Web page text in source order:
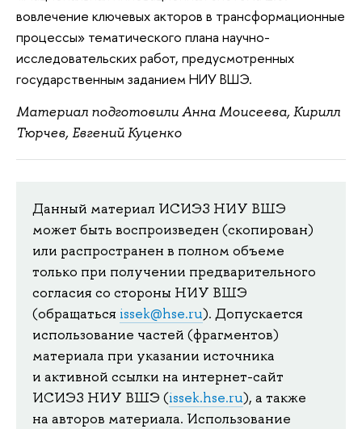
вовлечение ключевых акторов в трансформационные
процессы» тематического плана научно-
исследовательских работ, предусмотренных
государственным заданием НИУ ВШЭ.
Материал подготовили Анна Моисеева, Кирилл
Тюрчев, Евгений Куценко
Данный материал ИСИЭЗ НИУ ВШЭ
может быть воспроизведен (скопирован)
или распространен в полном объеме
только при получении предварительного
согласия со стороны НИУ ВШЭ
(обращаться issek@hse.ru). Допускается
использование частей (фрагментов)
материала при указании источника
и активной ссылки на интернет-сайт
ИСИЭЗ НИУ ВШЭ (issek.hse.ru), а также
на авторов материала. Использование